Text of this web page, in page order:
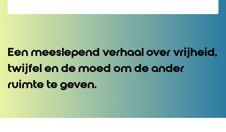
Een meeslepend verhaal over vrijheid,
twijfel en de moed om de ander
ruimte te geven.